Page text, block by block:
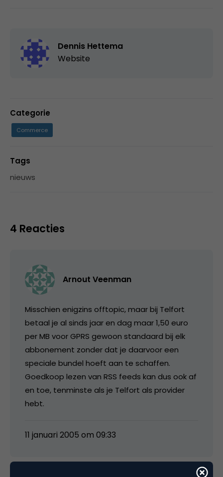
Dennis Hettema
Website
Categorie
Commerce
Tags
nieuws
4 Reacties
Arnout Veenman
Misschien enigzins offtopic, maar bij Telfort
betaal je al sinds jaar en dag maar 1,50 euro
per MB voor GPRS gewoon standaard bij elk
abbonement zonder dat je daarvoor een
speciale bundel hoeft aan te schaffen.
Goedkoop lezen van RSS feeds kan dus ook af
en toe, tenminste als je Telfort als provider
hebt.
11 januari 2005 om 09:33